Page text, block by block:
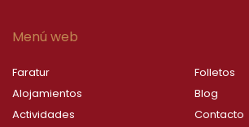
Menú web
Faratur
Alojamientos
Actividades
Folletos
Blog
Contacto